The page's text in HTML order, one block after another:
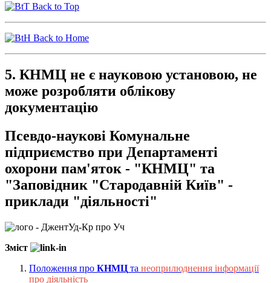
Back to Top
Back to Home
5. КНМЦ не є науковою установою, не
може розробляти облікову
документацію
Псевдо-наукові Комунальне
підприємство при Департаменті
охорони пам'яток - "КНМЦ" та
"Заповідник "Стародавній Київ" -
приклади "діяльності"
Зміст
Положення про КНМЦ та неоприлюднення інформації
про діяльність